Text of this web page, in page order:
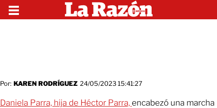
Por: KAREN RODRÍGUEZ 24/05/2023 15:41:27
Daniela Parra, hija de Héctor Parra, encabezó una marcha